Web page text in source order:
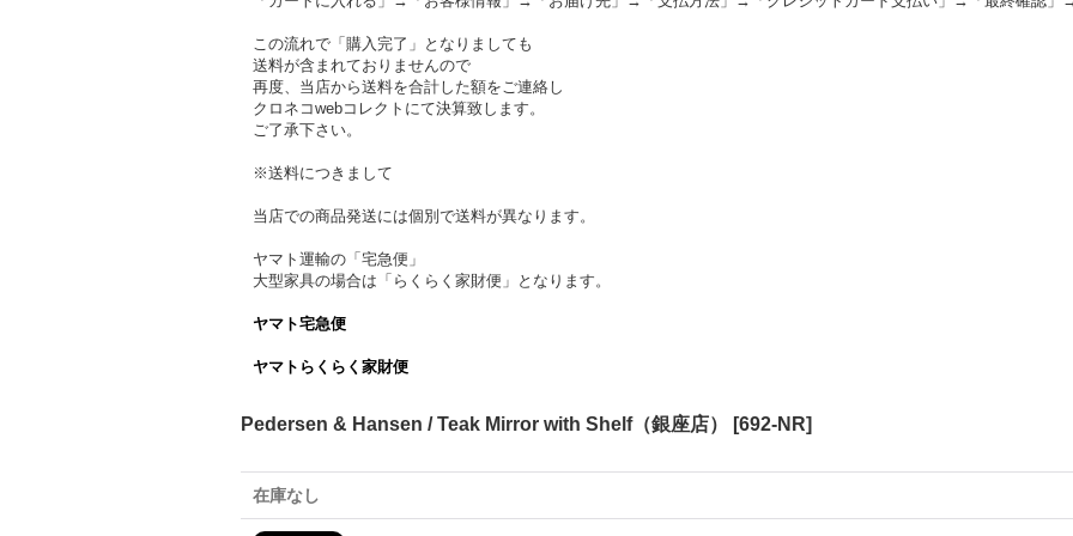
この流れで「購入完了」となりましても
送料が含まれておりませんので
再度、当店から送料を合計した額をご連絡し
クロネコwebコレクトにて決算致します。
ご了承下さい。
※送料につきまして
当店での商品発送には個別で送料が異なります。
ヤマト運輸の「宅急便」
大型家具の場合は「らくらく家財便」となります。
ヤマト宅急便
ヤマトらくらく家財便
Pedersen & Hansen / Teak Mirror with Shelf（銀座店） [692-NR]
在庫なし